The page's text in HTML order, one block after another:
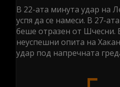
В 22-ата минута удар на
успя да се намеси. В 27-
беше отразен от Шчесни.
неуспешни опита на
удар под напречната